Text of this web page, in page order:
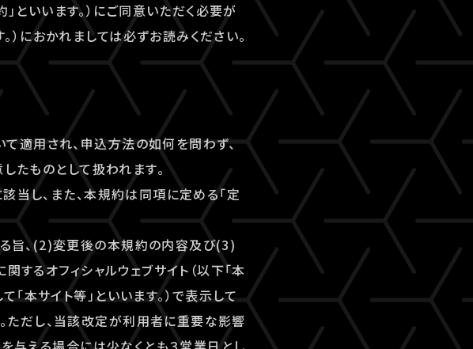
といいます。）にご同意いただく必要が
）におかれましては必ずお読みください。
適用され、申込方法の如何を問わず、
たものとして扱われます。
し、また、本規約は同項に定める「定
旨、(2)変更後の本規約の内容及び(3)
るオフィシャルウェブサイト（以下「本
「本サイト等」といいます。）で表示して
ただし、当該改定が利用者に重要な影響